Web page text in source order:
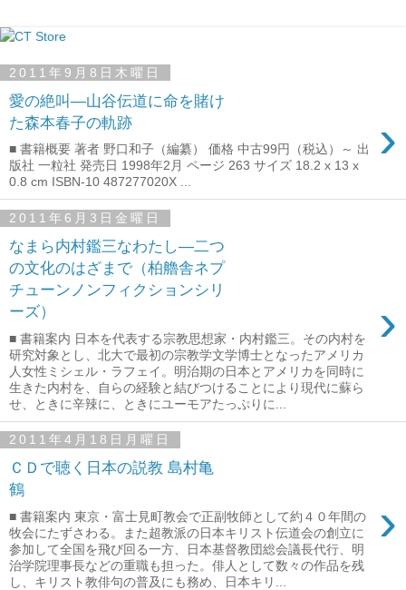
2011年9月8日木曜日
愛の絶叫―山谷伝道に命を賭け
た森本春子の軌跡
›
■ 書籍概要 著者 野口和子（編纂） 価格 中古99円（税込）～ 出
版社 一粒社 発売日 1998年2月 ページ 263 サイズ 18.2 x 13 x
0.8 cm ISBN-10 487277020X ...
2011年6月3日金曜日
なまら内村鑑三なわたし―二つ
の文化のはざまで（柏艪舎ネプ
チューンノンフィクションシリ
ーズ）
›
■ 書籍案内 日本を代表する宗教思想家・内村鑑三。その内村を
研究対象とし、北大で最初の宗教学文学博士となったアメリカ
人女性ミシェル・ラフェイ。明治期の日本とアメリカを同時に
生きた内村を、自らの経験と結びつけることにより現代に蘇ら
せ、ときに辛辣に、ときにユーモアたっぷりに...
2011年4月18日月曜日
ＣＤで聴く日本の説教 島村亀
鶴
›
■ 書籍案内 東京・富士見町教会で正副牧師として約４０年間の
牧会にたずさわる。また超教派の日本キリスト伝道会の創立に
参加して全国を飛び回る一方、日本基督教団総会議長代行、明
治学院理事長などの重職も担った。俳人として数々の作品を残
し、キリスト教俳句の普及にも務め、日本キリ...